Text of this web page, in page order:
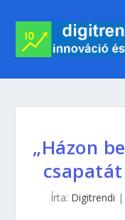
„Házon
Írta: Digitrendi |